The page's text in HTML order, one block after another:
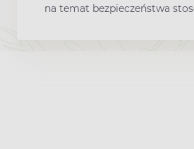
na temat bezpieczeństwa